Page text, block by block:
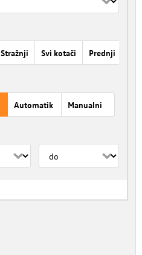
Stražnji Svi kotači Prednji
Automatik Manualni